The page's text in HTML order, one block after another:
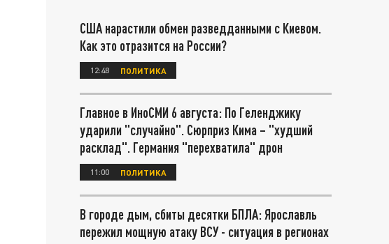
США нарастили обмен разведданными с Киевом.
Как это отразится на России?
12:48 ПОЛИТИКА
Главное в ИноСМИ 6 августа: По Геленджику
ударили "случайно". Сюрприз Кима – "худший
расклад". Германия "перехватила" дрон
11:00 ПОЛИТИКА
В городе дым, сбиты десятки БПЛА: Ярославль
пережил мощную атаку ВСУ - ситуация в регионах